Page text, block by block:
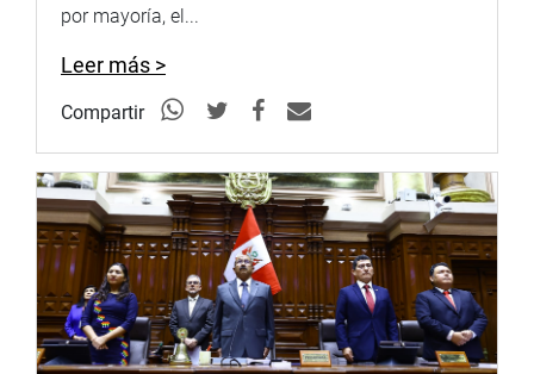
por mayoría, el...
Leer más >
Compartir